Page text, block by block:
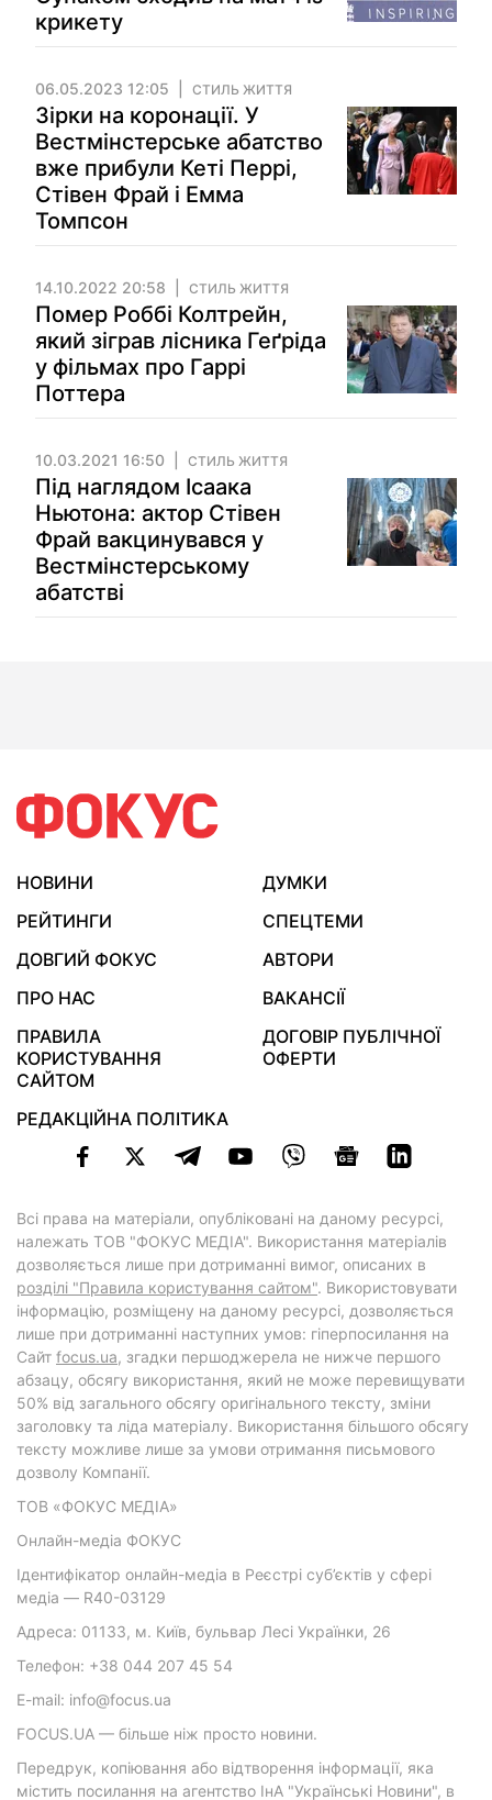
крикету
06.05.2023 12:05 СТИЛЬ ЖИТТЯ
Зірки на коронації. У
Вестмінстерське абатство
вже прибули Кеті Перрі,
Стівен Фрай і Емма
Томпсон
14.10.2022 20:58 СТИЛЬ ЖИТТЯ
Помер Роббі Колтрейн,
який зіграв лісника Геґріда
у фільмах про Гаррі
Поттера
10.03.2021 16:50 СТИЛЬ ЖИТТЯ
Під наглядом Ісаака
Ньютона: актор Стівен
Фрай вакцинувався у
Вестмінстерському
абатстві
НОВИНИ
ДУМКИ
РЕЙТИНГИ
СПЕЦТЕМИ
ДОВГИЙ ФОКУС
АВТОРИ
ПРО НАС
ВАКАНСІЇ
ПРАВИЛА
КОРИСТУВАННЯ
САЙТОМ
ДОГОВІР ПУБЛІЧНОЇ
ОФЕРТИ
РЕДАКЦІЙНА ПОЛІТИКА
Всі права на матеріали, опубліковані на даному ресурсі,
належать ТОВ "ФОКУС МЕДІА". Використання матеріалів
дозволяється лише при дотриманні вимог, описаних в
розділі "Правила користування сайтом". Використовувати
інформацію, розміщену на даному ресурсі, дозволяється
лише при дотриманні наступних умов: гіперпосилання на
Cайт focus.ua, згадки першоджерела не нижче першого
абзацу, обсягу використання, який не може перевищувати
50% від загального обсягу оригінального тексту, зміни
заголовку та ліда матеріалу. Використання більшого обсягу
тексту можливе лише за умови отримання письмового
дозволу Компанії.
ТОВ «ФОКУС МЕДІА»
Онлайн-медіа ФОКУС
Ідентифікатор онлайн-медіа в Реєстрі суб’єктів у сфері
медіа — R40-03129
Адреса: 01133, м. Київ, бульвар Лесі Українки, 26
Телефон: +38 044 207 45 54
E-mail: info@focus.ua
FOCUS.UA — більше ніж просто новини.
Передрук, копіювання або відтворення інформації, яка
містить посилання на агентство ІнА "Українські Новини", в